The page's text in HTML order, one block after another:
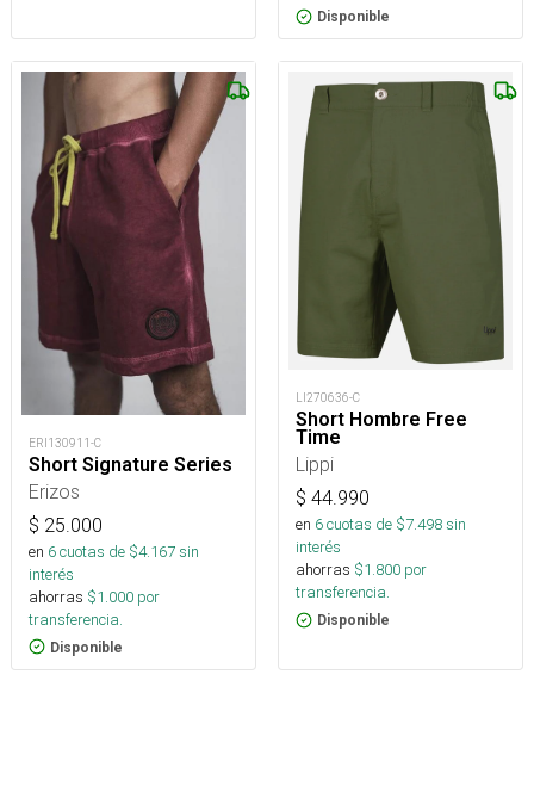
Disponible
ERI130911-C
Short Signature Series
Erizos
$ 25.000
en 6cuotas de $4.167sin
interés
ahorras $1.000 por
transferencia.
Disponible
LI270636-C
Short Hombre Free
Time
Lippi
$ 44.990
en 6cuotas de $7.498sin
interés
ahorras $1.800 por
transferencia.
Disponible